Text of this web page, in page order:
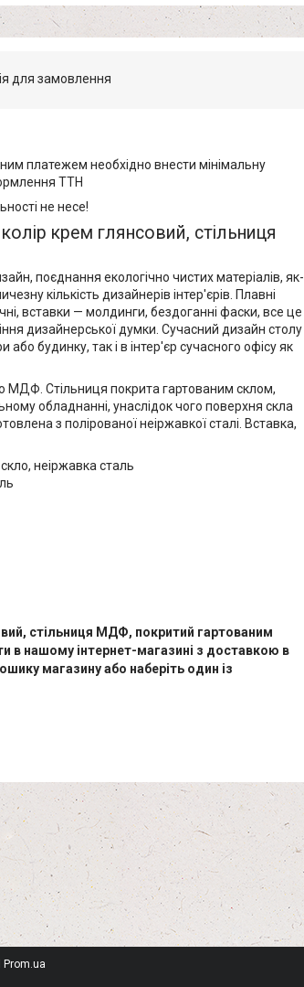
для замовлення
платежем необхідно внести мінімальну
ТТН
не несе!
крем глянсовий, стільниця
поєднання екологічно чистих матеріалів, як-
кількість дизайнерів інтер'єрів. Плавні
вставки — молдинги, бездоганні фаски, все це
дизайнерської думки. Сучасний дизайн столу
будинку, так і в інтер'єр сучасного офісу як
МДФ. Стільниця покрита гартованим склом,
обладнанні, унаслідок чого поверхня скла
з полірованої неіржавкої сталі. Вставка,
неіржавка сталь
стільниця МДФ, покритий гартованим
нашому інтернет-магазині з доставкою в
магазину або наберіть один із
Prom.ua